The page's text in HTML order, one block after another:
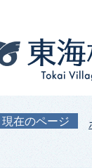
現在のページ